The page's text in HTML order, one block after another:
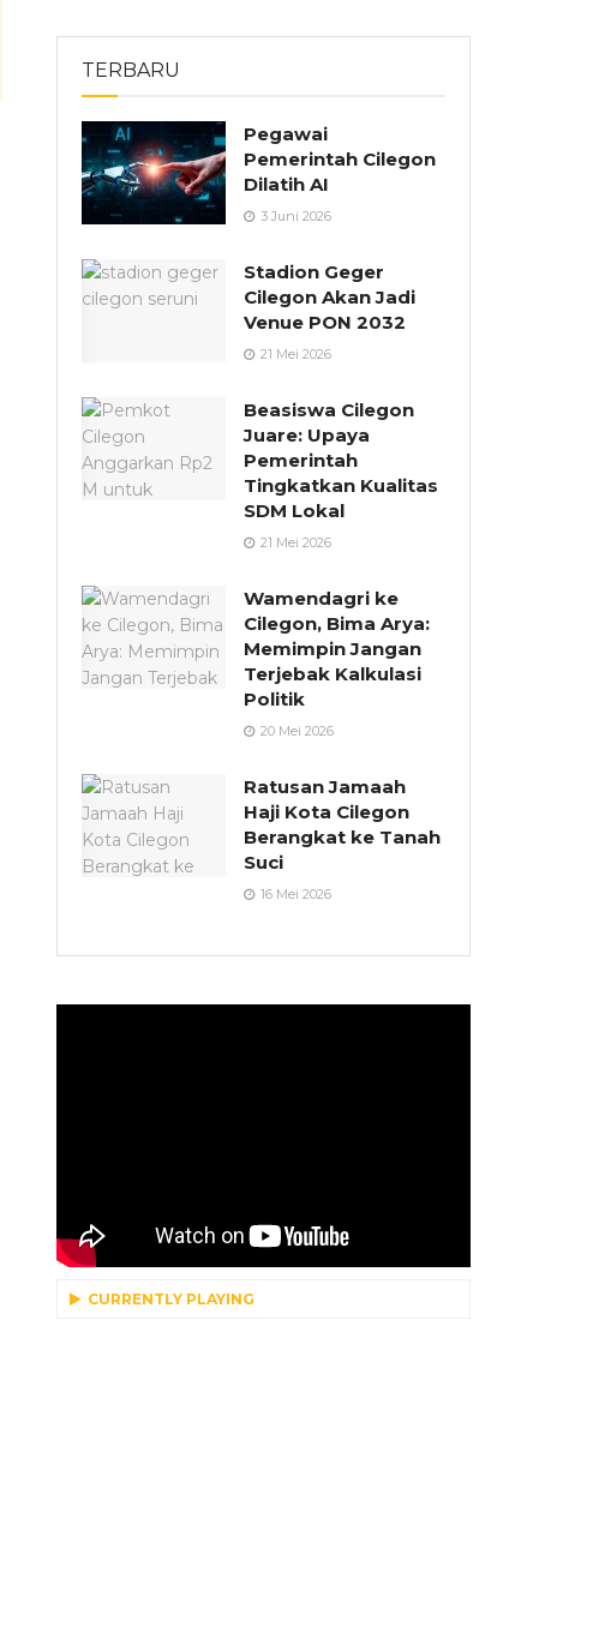
TERBARU
Pegawai
Pemerintah Cilegon
Dilatih AI
3 Juni 2026
Stadion Geger
Cilegon Akan Jadi
Venue PON 2032
21 Mei 2026
Beasiswa Cilegon
Juare: Upaya
Pemerintah
Tingkatkan Kualitas
SDM Lokal
21 Mei 2026
Wamendagri ke
Cilegon, Bima Arya:
Memimpin Jangan
Terjebak Kalkulasi
Politik
20 Mei 2026
Ratusan Jamaah
Haji Kota Cilegon
Berangkat ke Tanah
Suci
16 Mei 2026
CURRENTLY PLAYING